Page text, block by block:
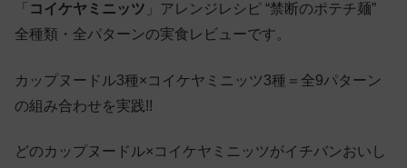
「 コイケヤミニッツ 」アレンジレシピ “禁断のポテチ麺”
全種類・全パターンの実食レビューです。
カップヌードル3種×コイケヤミニッツ3種＝全9パターン
の組み合わせを実践!!
どのカップヌードル×コイケヤミニッツがイチバンおいし